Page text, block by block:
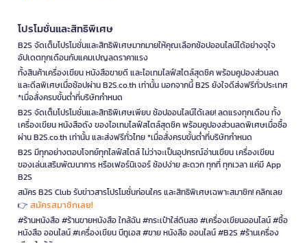
โปรโมชั่นและสิทธิพิเศษ
B2S จัดเต็มโปรโมชั่นและสิทธิพิเศษมากมายให้คุณเลือกช้อปออนไลน์ได้อย่างจุใจ
อัปเดตทุกเดือนกับแคมเปญลดราคาแรง
ทั้งสินค้าเครื่องเขียน หนังสือขายดี และไอเทมไลฟ์สไตล์สุดชิค พร้อมคูปองส่วนลด
และดีลพิเศษเมื่อช้อปผ่าน B2S.co.th เท่านั้น นอกจากนี้ B2S ยังใจดีส่งฟรีทั่วประเทศ
*เมื่อสั่งครบขั้นต่ำที่บริษัทกำหนด
B2S จัดเต็มโปรโมชั่นและสิทธิพิเศษเพียบ ช้อปออนไลน์ได้เลย! ลดแรงทุกเดือน ทั้ง
เครื่องเขียน หนังสือดัง ของไอเทมไลฟ์สไตล์สุดชิค พร้อมคูปองส่วนลดพิเศษเมื่อซื้อ
ผ่าน B2S.co.th เท่านั้น และส่งฟรีทั่วไทย *เมื่อสั่งครบขั้นต่ำที่บริษัทกำหนด
B2S มีทุกอย่างตอบโจทย์ทุกไลฟ์สไตล์ ไม่ว่าจะเป็นอุปกรณ์อ่านเขียน เครื่องเขียน
ของเล่นเสริมพัฒนาการ หรือเฟอร์นิเจอร์ ช้อปง่าย สะดวก ทุกที่ ทุกเวลา แค่มี App
B2S
สมัคร B2S Club รับข่าวสารโปรโมชั่นก่อนใคร และสิทธิพิเศษเฉพาะสมาชิก! คลิกเลย
👉 สมัครสมาชิกเลย!
#ร้านหนังสือ #ร้านขายหนังสือ ใกล้ฉัน #กระเป๋าใส่ดินสอ #เครื่องเขียนออนไลน์ #ซื้อ
หนังสือ ออนไลน์ #เครื่องเขียน บีทูเอส #ขาย หนังสือ ออนไลน์ #B2S #ร้านเครื่อง